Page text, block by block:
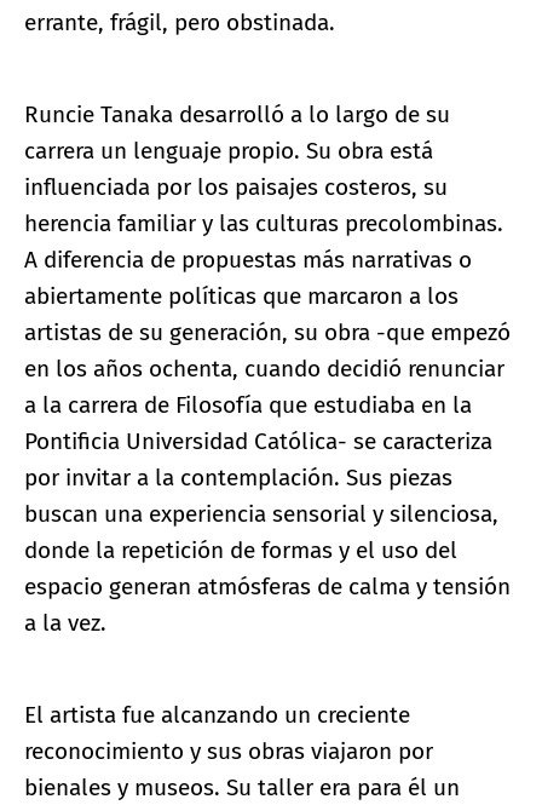
errante, frágil, pero obstinada.
Runcie Tanaka desarrolló a lo largo de su
carrera un lenguaje propio. Su obra está
influenciada por los paisajes costeros, su
herencia familiar y las culturas precolombinas.
A diferencia de propuestas más narrativas o
abiertamente políticas que marcaron a los
artistas de su generación, su obra -que empezó
en los años ochenta, cuando decidió renunciar
a la carrera de Filosofía que estudiaba en la
Pontificia Universidad Católica- se caracteriza
por invitar a la contemplación. Sus piezas
buscan una experiencia sensorial y silenciosa,
donde la repetición de formas y el uso del
espacio generan atmósferas de calma y tensión
a la vez.
El artista fue alcanzando un creciente
reconocimiento y sus obras viajaron por
bienales y museos. Su taller era para él un